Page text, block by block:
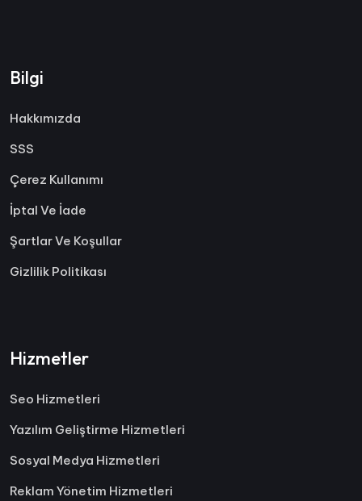
Bilgi
Hakkımızda
SSS
Çerez Kullanımı
İptal Ve İade
Şartlar Ve Koşullar
Gizlilik Politikası
Hizmetler
Seo Hizmetleri
Yazılım Geliştirme Hizmetleri
Sosyal Medya Hizmetleri
Reklam Yönetim Hizmetleri